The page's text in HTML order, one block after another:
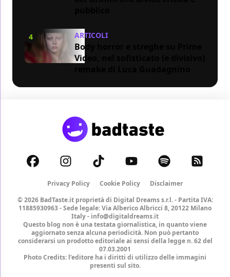
4 ARTICOLI
Body horror e streghe su Prime
Video, nel sofisticato (e divisivo)
Privacy Policy Cookie Policy
Disclaimer
© 2026 BadTaste.it proprietà di Digital Dreams s.r.l.- Partita IVA:
11885930963 - Sede legale: Via Alberico Albricci 8, 20122 Milano
Italy - info@digitaldreams.it
Questo blog non è una testata giornalistica, in quanto viene
aggiornato senza alcuna periodicità. Non può pertanto
considerarsi un prodotto editoriale ai sensi della legge n. 62 del
07.03.2001
Photo Credits: l’editore ha i diritti di utilizzo delle immagini
presenti sul sito.